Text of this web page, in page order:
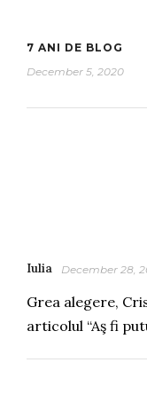
7 ANI DE BLOG
December 5, 2020
Iulia December 28,
Grea alegere,
articolul “Aş fi